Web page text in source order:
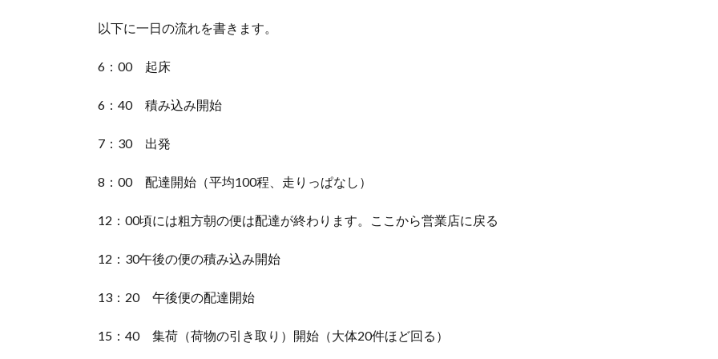
以下に一日の流れを書きます。
6：00 起床
6：40 積み込み開始
7：30 出発
8：00 配達開始（平均100程、走りっぱなし）
12：00頃には粗方朝の便は配達が終わります。ここから営業店に戻る
12：30午後の便の積み込み開始
13：20 午後便の配達開始
15：40 集荷（荷物の引き取り）開始（大体20件ほど回る）